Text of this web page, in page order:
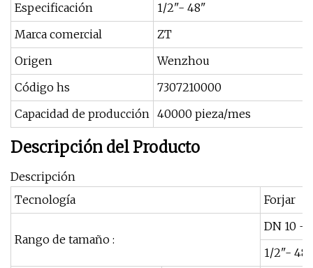
Especificación
1/2"- 48"
Marca comercial
ZT
Origen
Wenzhou
Código hs
7307210000
Capacidad de producción 40000 pieza/mes
Descripción del Producto
Descripción
Tecnología
Forjar
Rango de tamaño :
DN 10 -
1/2"- 48"